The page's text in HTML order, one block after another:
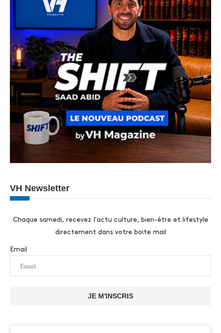
VH Newsletter
Chaque samedi, recevez l'actu culture, bien-être et lifestyle
directement dans votre boite mail
Email
JE M'INSCRIS